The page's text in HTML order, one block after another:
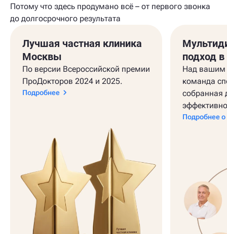
Потому что здесь продумано всё – от первого звонка
до долгосрочного результата
Лучшая частная клиника
Москвы
По версии Всероссийской премии
ПроДокторов 2024 и 2025.
Подробнее
подход
Над вашим
команда
собранная
Подробнее о